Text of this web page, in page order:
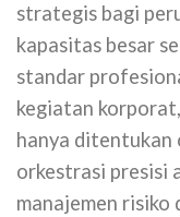
strategis bagi
kapasitas besar
standar
kegiatan
hanya ditentukan
orkestrasi presisi
manajemen risiko